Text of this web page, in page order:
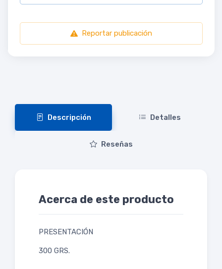
Reportar publicación
Descripción Detalles
Reseñas
Acerca de este producto
PRESENTACIÓN
300 GRS.